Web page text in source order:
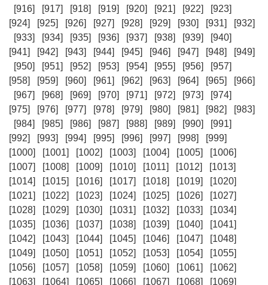
[916] [917] [918] [919] [920] [921] [922]
[923]
[924]
[925] [926] [927] [928] [929] [930] [931]
[932]
[933]
[934] [935] [936] [937] [938] [939]
[940]
[941]
[942] [943] [944] [945] [946] [947] [948]
[949]
[950]
[951] [952] [953] [954] [955] [956]
[957]
[958]
[959] [960] [961] [962] [963] [964] [965]
[966]
[967]
[968] [969] [970] [971] [972] [973]
[974]
[975]
[976] [977] [978] [979] [980] [981] [982]
[983]
[984]
[985] [986] [987] [988] [989] [990]
[991]
[992]
[993] [994] [995] [996] [997] [998]
[999]
[1000]
[1001] [1002] [1003] [1004] [1005]
[1006]
[1007]
[1008] [1009] [1010] [1011] [1012]
[1013]
[1014]
[1015] [1016] [1017] [1018] [1019]
[1020]
[1021]
[1022] [1023] [1024] [1025] [1026]
[1027]
[1028]
[1029] [1030] [1031] [1032] [1033]
[1034]
[1035]
[1036] [1037] [1038] [1039] [1040]
[1041]
[1042]
[1043] [1044] [1045] [1046] [1047]
[1048]
[1049]
[1050] [1051] [1052] [1053] [1054]
[1055]
[1056]
[1057] [1058] [1059] [1060] [1061]
[1062]
[1063]
[1064] [1065] [1066] [1067] [1068]
[1069]